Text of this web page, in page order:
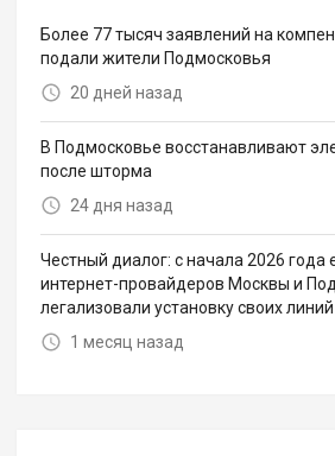
Более 77 тысяч заявлений на
подали жители Подмосковья
20 дней назад
В Подмосковье восстанавливают
после шторма
24 дня назад
Честный диалог: с начала 2026 года
интернет-провайдеров Москвы и
легализовали установку своих
1 месяц назад